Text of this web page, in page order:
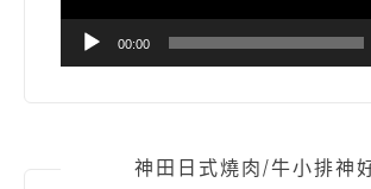
00:00
神田日式燒肉/牛小排神